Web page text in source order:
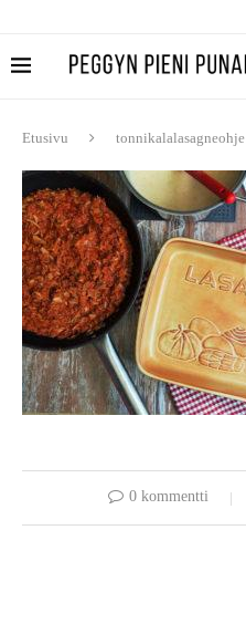
Etusivu tonnikalalasagneohje
0 kommentti